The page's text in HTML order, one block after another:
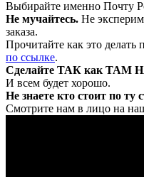
Выбирайте именно Почту
Не мучайтесь. Не
заказа.
Прочитайте как это делать
по ссылке.
Сделайте ТАК как ТАМ
И всем будет хорошо.
Не знаете кто стоит по ту
Смотрите нам в лицо на